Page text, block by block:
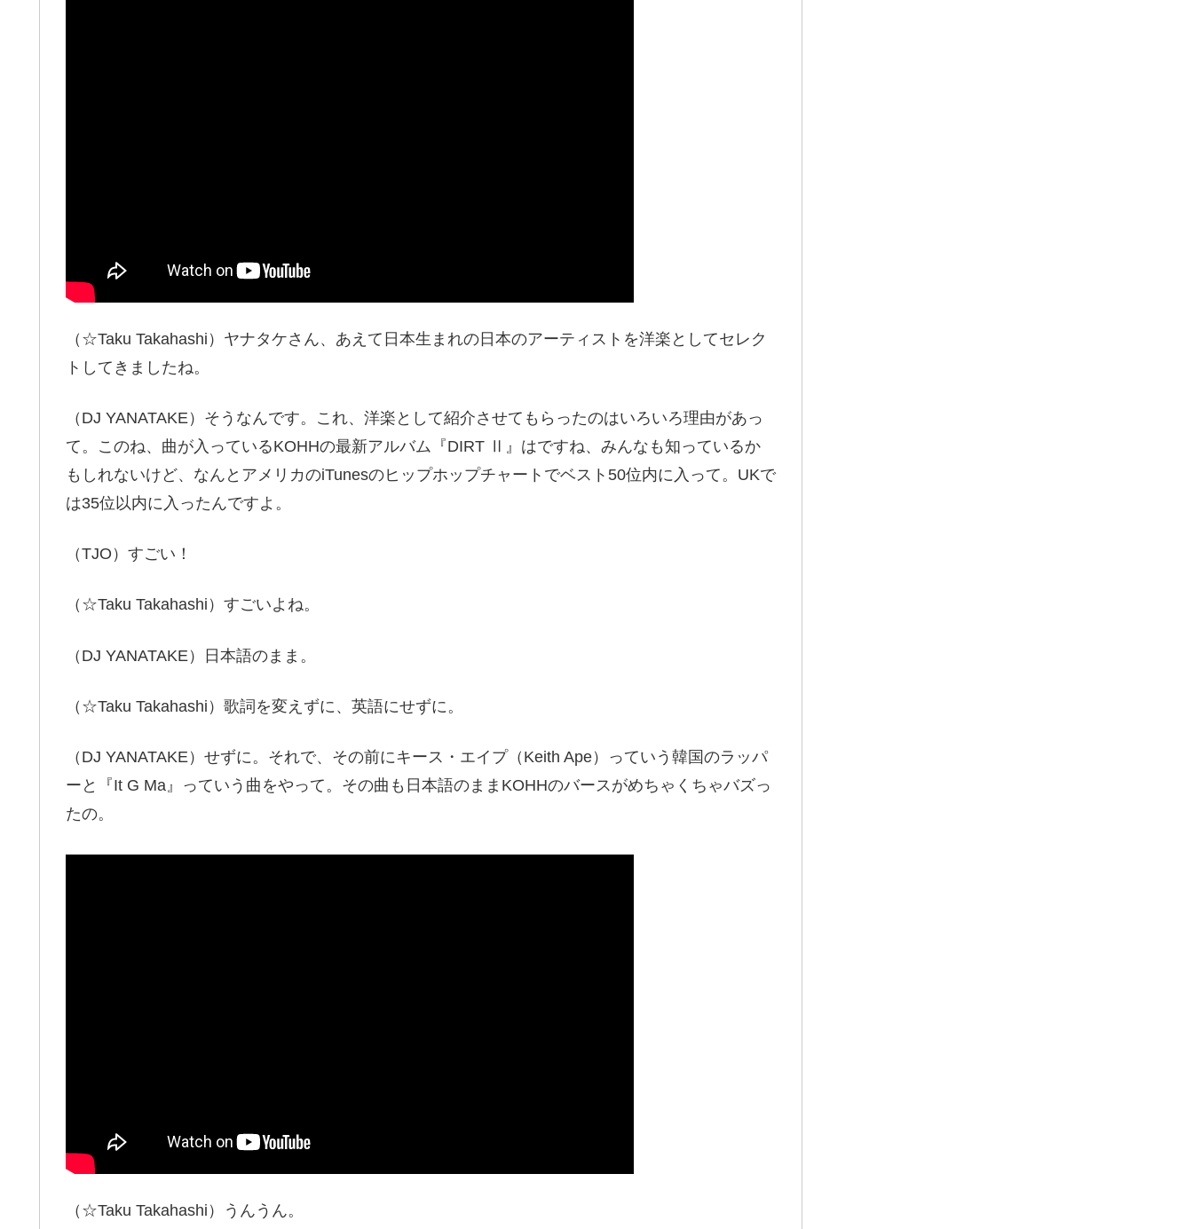
（☆Taku Takahashi）ヤナタケさん、あえて日本生まれの日本のアーティストを洋楽としてセレク
トしてきましたね。
（DJ YANATAKE）そうなんです。これ、洋楽として紹介させてもらったのはいろいろ理由があっ
て。このね、曲が入っているKOHHの最新アルバム『DIRT Ⅱ』はですね、みんなも知っているか
もしれないけど、なんとアメリカのiTunesのヒップホップチャートでベスト50位内に入って。UKで
は35位以内に入ったんですよ。
（TJO）すごい！
（☆Taku Takahashi）すごいよね。
（DJ YANATAKE）日本語のまま。
（☆Taku Takahashi）歌詞を変えずに、英語にせずに。
（DJ YANATAKE）せずに。それで、その前にキース・エイプ（Keith Ape）っていう韓国のラッパ
ーと『It G Ma』っていう曲をやって。その曲も日本語のままKOHHのバースがめちゃくちゃバズっ
たの。
（☆Taku Takahashi）うんうん。